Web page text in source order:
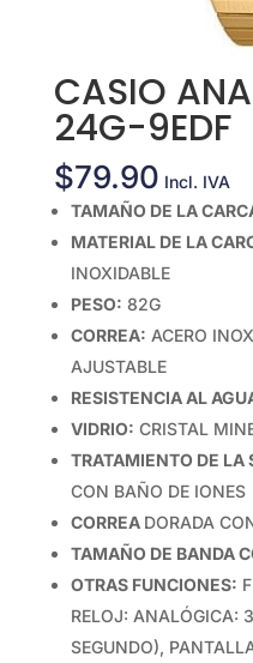
CASIO
24G-9EDF
$79.90 Incl. IVA
TAMAÑO DE LA
MATERIAL DE LA
INOXIDABLE
PESO: 82G
CORREA: ACERO
AJUSTABLE
RESISTENCIA AL
VIDRIO: CRISTAL
TRATAMIENTO DE LA
CON BAÑO DE IONES
CORREA DORADA
TAMAÑO DE BANDA
OTRAS FUNCIONES:
RELOJ: ANALÓGICA:
SEGUNDO),